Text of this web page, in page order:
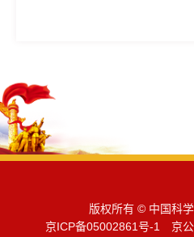
版权所有 © 中国科
京ICP备05002861号-1 京